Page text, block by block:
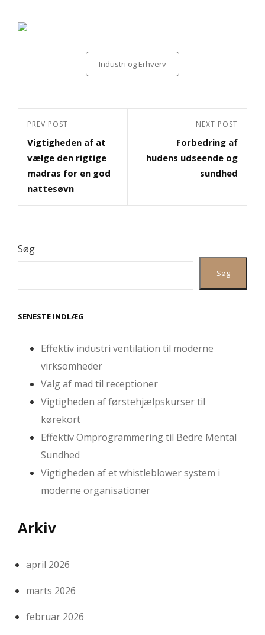
Categories
Industri og Erhverv
Indlægsnavigation
Previous
Post
PREV POST
Vigtigheden af at
vælge den rigtige
madras for en god
nattesøvn
NEXT POST
Forbedring af
hudens udseende og
sundhed
Søg
Søg
SENESTE INDLÆG
Effektiv industri ventilation til moderne
virksomheder
Valg af mad til receptioner
Vigtigheden af førstehjælpskurser til
kørekort
Effektiv Omprogrammering til Bedre Mental
Sundhed
Vigtigheden af et whistleblower system i
moderne organisationer
Arkiv
april 2026
marts 2026
februar 2026